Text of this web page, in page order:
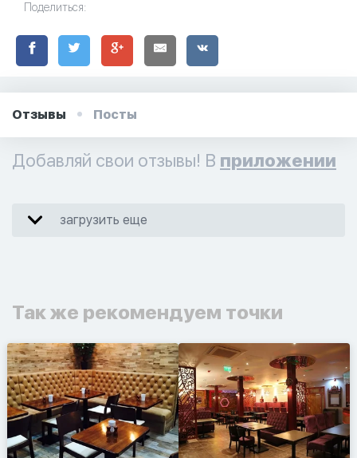
Поделиться:
Отзывы Посты
Добавляй свои отзывы! В приложении
загрузить еще
Так же рекомендуем точки